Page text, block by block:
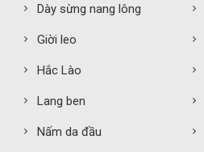
Dày sừng nang lông
Giời leo
Hắc Lào
Lang ben
Nấm da đầu